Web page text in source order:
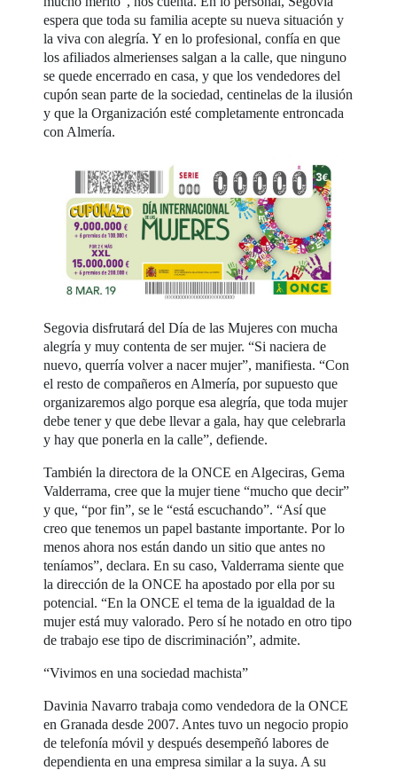
espera que toda su familia acepte su nueva situación y
la viva con alegría. Y en lo profesional, confía en que
los afiliados almerienses salgan a la calle, que ninguno
se quede encerrado en casa, y que los vendedores del
cupón sean parte de la sociedad, centinelas de la ilusión
y que la Organización esté completamente entroncada
con Almería.
Segovia disfrutará del Día de las Mujeres con mucha
alegría y muy contenta de ser mujer. “Si naciera de
nuevo, querría volver a nacer mujer”, manifiesta. “Con
el resto de compañeros en Almería, por supuesto que
organizaremos algo porque esa alegría, que toda mujer
debe tener y que debe llevar a gala, hay que celebrarla
y hay que ponerla en la calle”, defiende.
También la directora de la ONCE en Algeciras, Gema
Valderrama, cree que la mujer tiene “mucho que decir”
y que, “por fin”, se le “está escuchando”. “Así que
creo que tenemos un papel bastante importante. Por lo
menos ahora nos están dando un sitio que antes no
teníamos”, declara. En su caso, Valderrama siente que
la dirección de la ONCE ha apostado por ella por su
potencial. “En la ONCE el tema de la igualdad de la
mujer está muy valorado. Pero sí he notado en otro tipo
de trabajo ese tipo de discriminación”, admite.
“Vivimos en una sociedad machista”
Davinia Navarro trabaja como vendedora de la ONCE
en Granada desde 2007. Antes tuvo un negocio propio
de telefonía móvil y después desempeñó labores de
dependienta en una empresa similar a la suya. A su